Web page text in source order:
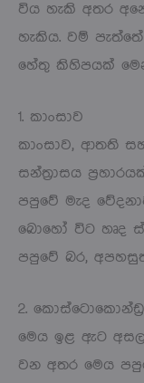
විය හැකි අතර
හැකිය. වම්
හේතු කිහිපයක්
1. කාංසාව
කාංසාව, ආතති
සන්ත්‍රාසය
පපුවේ මැද
බොහෝ විට හෘද
පපුවේ බර,
2.
මෙය ඉළ ඇට
වන අතර මෙය